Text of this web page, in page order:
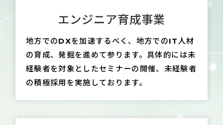
エンジニア育成事業
地方でのDXを加速するべく、地方でのIT人材
の育成、発掘を進めて参ります。 具体的には未
経験者を対象としたセミナーの開催、未経験者
の積極採用を実施しております。